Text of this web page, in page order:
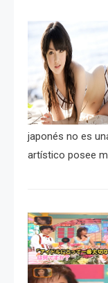
japonés no es
artístico posee